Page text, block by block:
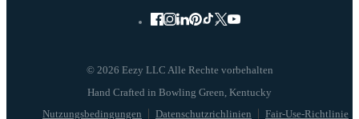
© 2026 Eezy LLC Alle Rechte vorbehalten
Nutzungsbedingungen Datenschutzrichlinien Fair-Use-Richtlinie